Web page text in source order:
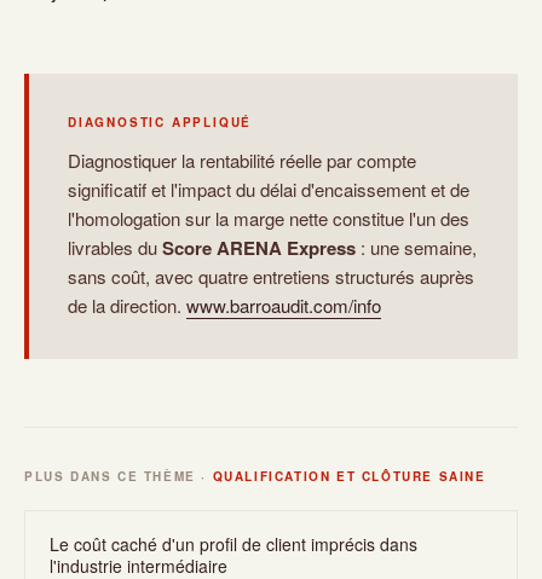
DIAGNOSTIC APPLIQUÉ
Diagnostiquer la rentabilité réelle par compte
significatif et l'impact du délai d'encaissement et de
l'homologation sur la marge nette constitue l'un des
livrables duScore ARENA Express : une semaine,
sans coût, avec quatre entretiens structurés auprès
de la direction. www.barroaudit.com/info
PLUS DANS CE THÈME · QUALIFICATION ET CLÔTURE SAINE
Le coût caché d'un profil de client imprécis dans
l'industrie intermédiaire